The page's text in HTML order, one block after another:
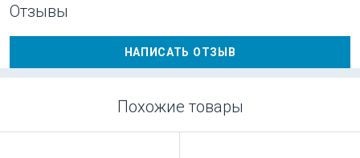
Отзывы
НАПИСАТЬ ОТЗЫВ
Похожие товары